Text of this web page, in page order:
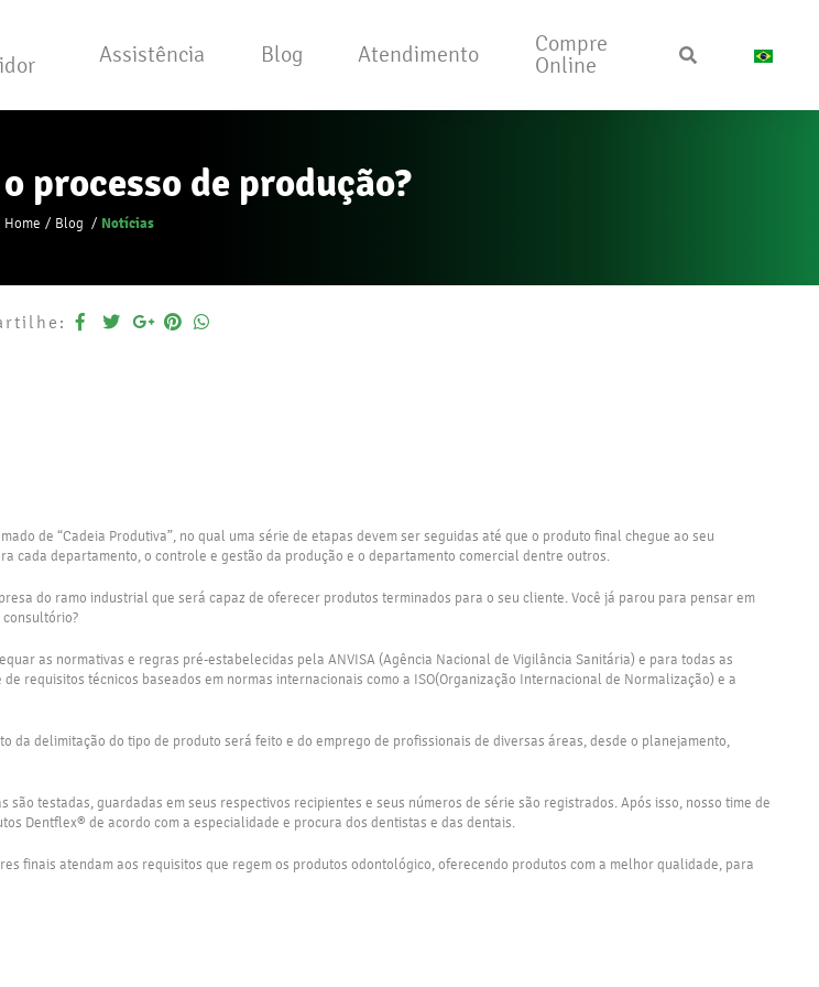
Assistência Blog Atendimento
Compre
Online
processo de produção?
Home Blog Notícias
de “Cadeia Produtiva”, no qual uma série de etapas devem ser seguidas até que o produto final chegue ao seu
cada departamento, o controle e gestão da produção e o departamento comercial dentre outros.
do ramo industrial que será capaz de oferecer produtos terminados para o seu cliente. Você já parou para pensar em
consultório?
as normativas e regras pré-estabelecidas pela ANVISA (Agência Nacional de Vigilância Sanitária) e para todas as
requisitos técnicos baseados em normas internacionais como a ISO(Organização Internacional de Normalização) e a
delimitação do tipo de produto será feito e do emprego de profissionais de diversas áreas, desde o planejamento,
testadas, guardadas em seus respectivos recipientes e seus números de série são registrados. Após isso, nosso time de
Dentflex® de acordo com a especialidade e procura dos dentistas e das dentais.
finais atendam aos requisitos que regem os produtos odontológico, oferecendo produtos com a melhor qualidade, para